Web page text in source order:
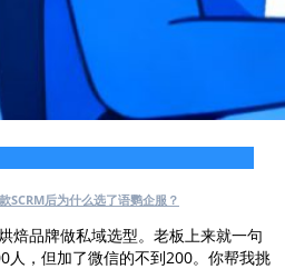
SCRM后为什么选了语鹦企服？
焙品牌做私域选型。老板上来就一句
人，但加了微信的不到200。你帮我挑